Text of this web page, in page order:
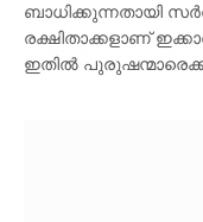
ബാധിക്കുന്നതായി
രക്ഷിതാക്കളാണ്
ഇതിൽ